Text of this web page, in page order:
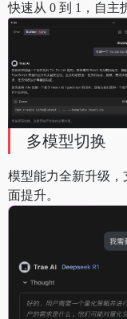
快速从 0 到 1，自主
多模型切换
模型能力全新升级
面提升。